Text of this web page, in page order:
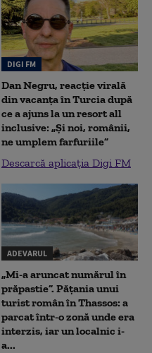
DIGI FM
Dan Negru, reacție virală
din vacanța în Turcia după
ce a ajuns la un resort all
inclusive: „Și noi, românii,
ne umplem farfuriile”
Descarcă aplicația Digi FM
ADEVARUL
„Mi-a aruncat numărul în
prăpastie”. Pățania unui
turist român în Thassos: a
parcat într-o zonă unde era
interzis, iar un localnic i-
a...